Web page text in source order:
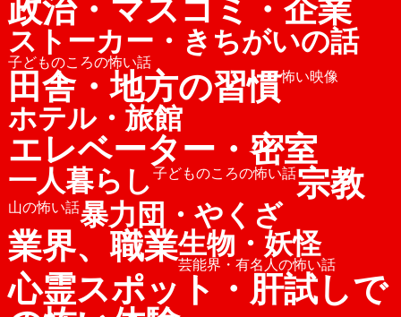
政治・マスコミ・企業
ストーカー・きちがいの話
子どものころの怖い話
田舎・地方の習慣怖い映像
ホテル・旅館
エレベーター・密室
一人暮らし 子どものころの怖い話宗教
山の怖い話暴力団・やくざ
業界、職業生物・妖怪
芸能界・有名人の怖い話
心霊スポット・肝試しで